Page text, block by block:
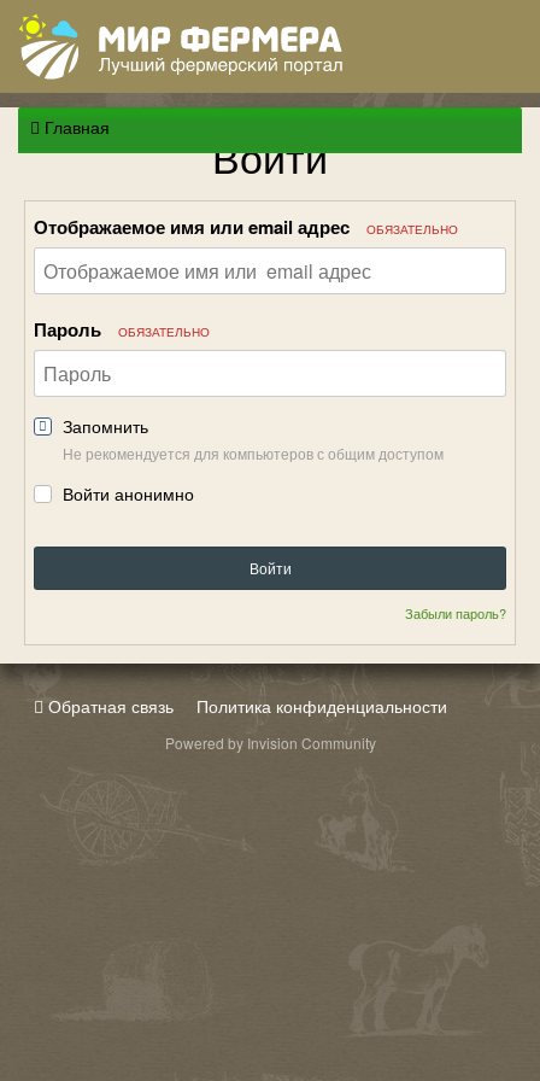
Главная Войти
Отображаемое имя или email адрес ОБЯЗАТЕЛЬНО
Пароль ОБЯЗАТЕЛЬНО
Запомнить
Не рекомендуется для компьютеров с общим доступом
Войти анонимно
Войти
Забыли пароль?
Обратная связь Политика конфиденциальности
Powered by Invision Community